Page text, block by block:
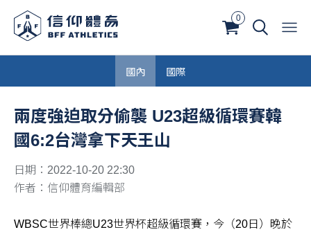
0
國內 國際
兩度強迫取分偷襲 U23超級循環賽韓
國6:2台灣拿下天王山
日期：2022-10-20 22:30
作者：信仰體育編輯部
WBSC世界棒總U23世界杯超級循環賽，今（20日）晚於